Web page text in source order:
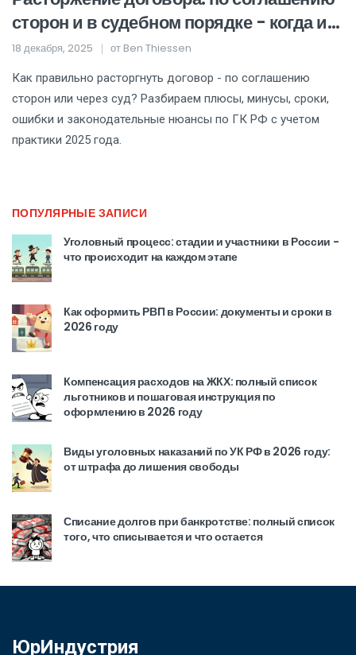
сторон и в судебном порядке - когда и
как правильно прекратить
обязательства
18 декабря, 2025 от Ben Thiessen
Как правильно расторгнуть договор - по соглашению
сторон или через суд? Разбираем плюсы, минусы, сроки,
ошибки и законодательные нюансы по ГК РФ с учетом
практики 2025 года.
ПОПУЛЯРНЫЕ ЗАПИСИ
Уголовный процесс: стадии и участники в России -
что происходит на каждом этапе
Как оформить РВП в России: документы и сроки в
2026 году
Компенсация расходов на ЖКХ: полный список
льготников и пошаговая инструкция по
оформлению в 2026 году
Виды уголовных наказаний по УК РФ в 2026 году:
от штрафа до лишения свободы
Списание долгов при банкротстве: полный список
того, что списывается и что остается
ЮрИндустрия